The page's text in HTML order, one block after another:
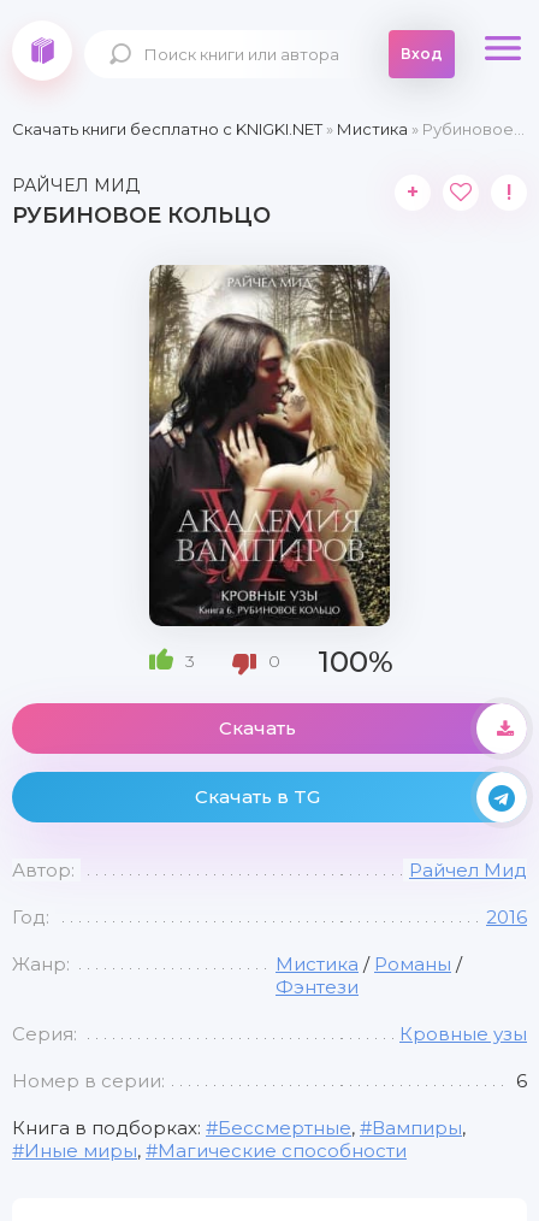
Вход
Скачать книги бесплатно c KNIGKI.NET» Мистика » Рубиновое кольцо
РАЙЧЕЛ МИД
РУБИНОВОЕ КОЛЬЦО
+ !
3 0 100%
Скачать
Скачать в TG
Автор: Райчел Мид
Год: 2016
Жанр: Мистика / Романы /
Фэнтези
Серия: Кровные узы
Номер в серии: 6
Книга в подборках: Бессмертные, Вампиры,
Иные миры, Магические способности